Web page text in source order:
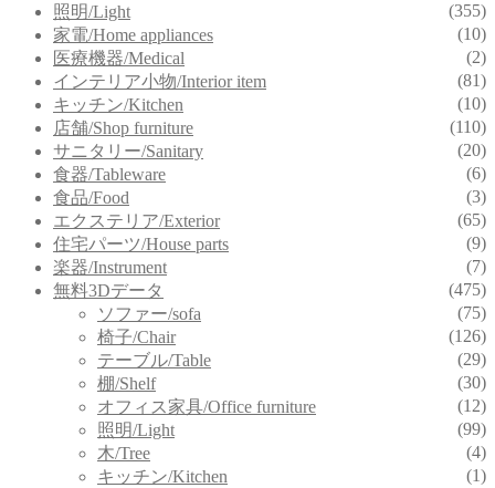
照明/Light
(355)
家電/Home appliances
(10)
医療機器/Medical
(2)
インテリア小物/Interior item
(81)
キッチン/Kitchen
(10)
店舗/Shop furniture
(110)
サニタリー/Sanitary
(20)
食器/Tableware
(6)
食品/Food
(3)
エクステリア/Exterior
(65)
住宅パーツ/House parts
(9)
楽器/Instrument
(7)
無料3Dデータ
(475)
ソファー/sofa
(75)
椅子/Chair
(126)
テーブル/Table
(29)
棚/Shelf
(30)
オフィス家具/Office furniture
(12)
照明/Light
(99)
木/Tree
(4)
キッチン/Kitchen
(1)